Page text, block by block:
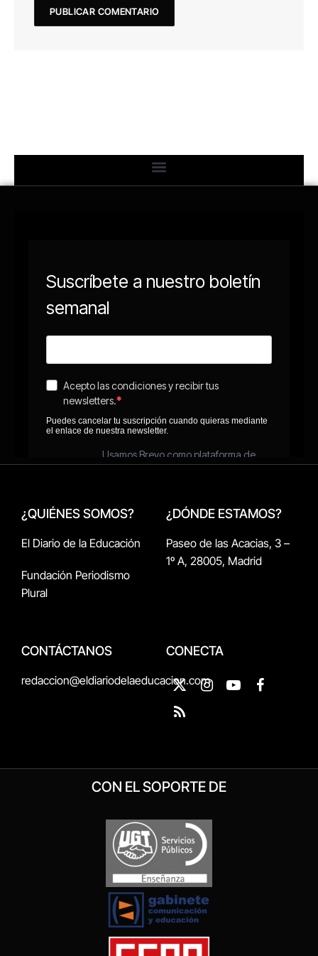
¿QUIÉNES SOMOS?
El Diario de la Educación
Fundación Periodismo
Plural
¿DÓNDE ESTAMOS?
Paseo de las Acacias, 3 –
1º A, 28005, Madrid
CONTÁCTANOS
redaccion@eldiariodelaeducacion.com
CONECTA
X
(Twitter)
InstagramYouTubeFacebook
RSS
CON EL SOPORTE DE